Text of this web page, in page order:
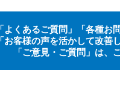
「よくあるご質問」「各種お
「お客様の声を活かして改善
「ご意見・ご質問」は、